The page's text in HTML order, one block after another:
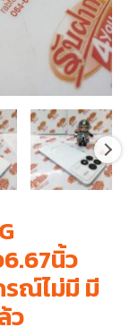
6.67นิ้ว
ณ์ไม่มี มี
ว